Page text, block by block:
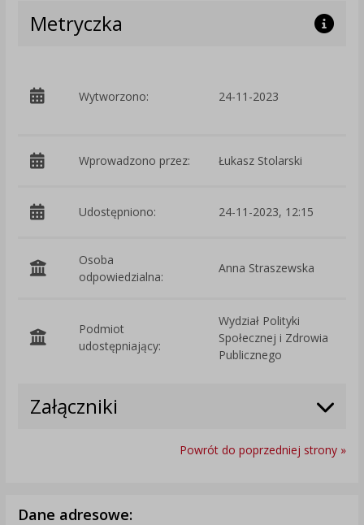
Metryczka
Wytworzono: 24-11-2023
Wprowadzono przez: Łukasz Stolarski
Udostępniono: 24-11-2023, 12:15
Osoba
odpowiedzialna:
Anna Straszewska
Podmiot
udostępniający:
Wydział Polityki
Społecznej i Zdrowia
Publicznego
Załączniki
Powrót do poprzedniej strony »
Dane adresowe: